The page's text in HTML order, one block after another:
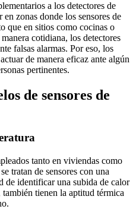
a los detectores de
zonas donde los sensores de
que en sitios como cocinas o
cotidiana, los detectores
falsas alarmas. Por eso, los
de manera eficaz ante algún
pertinentes.
de sensores de
tanto en viviendas como
tratan de sensores con una
de identificar una subida de calor
tienen la aptitud térmica